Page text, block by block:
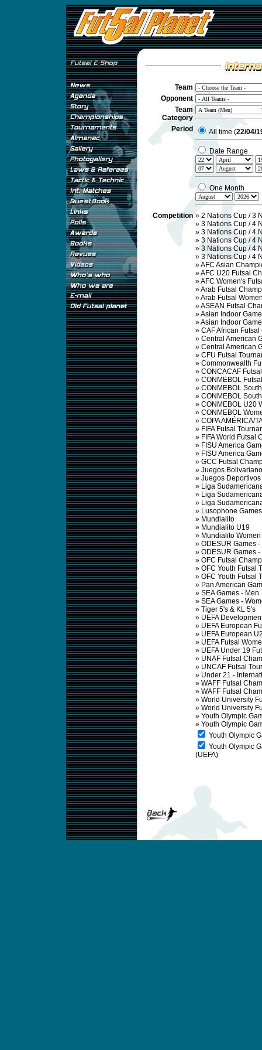
Team
Opponent
Team
Category
Period
All time (22/04/
Date Range
One Month
Competition » 2 Nations Cup / 3
» 3 Nations Cup / 4
» 3 Nations Cup / 4
» 3 Nations Cup / 4
» 3 Nations Cup / 4
» 3 Nations Cup / 4
»AFC Asian
»AFC U20 Futsal
»AFC Women's
»Arab Futsal
»Arab Futsal
»ASEAN Futsal
»Asian Indoor
»Asian Indoor
» CAF African
» Central American
» Central American
» CFU Futsal
» Commonwealth
» CONCACAF
» CONMEBOL
» CONMEBOL
» CONMEBOL
» CONMEBOL U20
» CONMEBOL
» COPA AMÉRICA/
» FIFA Futsal
» FIFA World Futsal
» FISU America
» FISU America
» GCC Futsal
» Juegos
» Juegos Deportivos
» Liga
» Liga
» Liga
» Lusophone Games
» Mundialito
» Mundialito U19
» Mundialito Women
» ODESUR Games -
» ODESUR Games -
» OFC Futsal
» OFC Youth Futsal
» OFC Youth Futsal
» Pan American
» SEA Games - Men
» SEA Games -
» Tiger 5's & KL 5's
» UEFA
» UEFA European
» UEFA European
» UEFA Futsal
» UEFA Under 19
» UNAF Futsal
» UNCAF Futsal
» Under 21 -
» WAFF Futsal
» WAFF Futsal
» World University
» World University
» Youth Olympic
» Youth Olympic
Youth Olympic
Youth Olympic
(UEFA)